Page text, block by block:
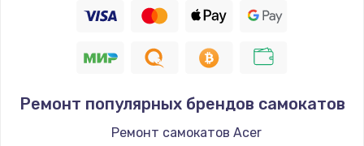
2500 руб.
1400 руб.
Заказать
Ремонт популярных брендов самокатов
Ремонт самокатов Acer